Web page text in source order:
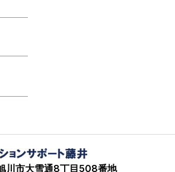
川市大雪通8丁目508番地